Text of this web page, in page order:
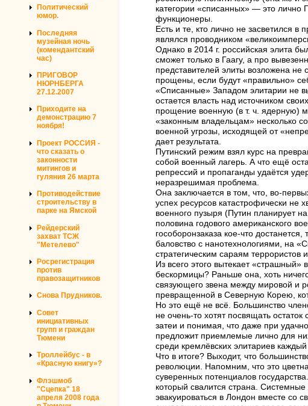
Политический
юмор.
Последняя
музейная ночь
(комендантский
час)
ПРИГОВОР
НЮРНБЕРГА
27.12.2007
Приходите на
демонстрацию 7
ноября!
Проект РОССИЯ -
что сказать о
законности
митингов и
гуляния 26 марта
Противодействие
строительству в
парке на Ямской
Рейдерский
захват ТСЖ
"Метелево"
Росрегистрация
против
правозащитников
Снова Прудников.
Совет
инициативных
групп и граждан
Тюмени
Троллейбус - в
«Красную книгу»?
Флэшмоб
"Сцепка" 18
апреля 2008 года
категории «списанных» — это лично
функционеры.
Есть и те, кто лично не засветился
являлся проводником
Однако в 2014 г. российская элита
сможет только в Гаагу, а про
представителей элиты возложена
прощены, если будут «правильно»
«Списанные» Западом элитарии не
остается власть над источником
прощение военную (в т. ч. ядерную)
«законным владельцам» несколько
военной угрозы, исходящей от
дает результата.
Путинский режим взял курс на
собой военный лагерь. А что ещё
репрессий и пропаганды удаётся
неразрешимая проблема.
Она заключается в том, что, во-
успех ресурсов катастрофически не
военного пузыря (Путин планирует
половина годового американского
гособоронзаказа кое-что
баловство с нанотехнологиями, на
стратегическим сараям
Из всего этого вытекает
бескормицы? Раньше она, хоть
связующего звена между мировой и
превращенной в Северную Корею,
Но это ещё не всё. Большинство
не очень-то хотят посвящать
затеи и понимая, что даже при
предложит приемлемые лично для
среди кремлёвских элитариев
Что в итоге? Выходит, что
революции. Напомним, что это
суверенных потенциалов
который свалится страна.
эвакуироваться в Лондон вместе со